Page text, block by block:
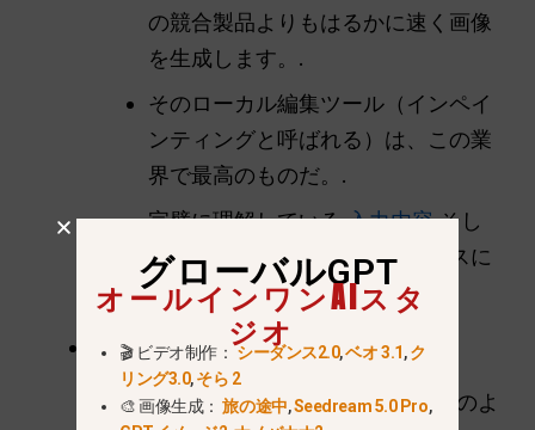
の競合製品よりもはるかに速く画像
を生成します。.
そのローカル編集ツール（インペイ
ンティングと呼ばれる）は、この業
界で最高のものだ。.
完璧に理解している入力内容そし
てあなたのアイデアをシームレスに
融合させる。.
短所だ：
Googleの公式サイトでは、以下のよ
グローバルGPT
オールインワンAIスタ
ジオ
🎬 ビデオ制作：シーダンス2.0,ベオ 3.1,ク
リング3.0,そら 2
🎨 画像生成：旅の途中,Seedream 5.0 Pro,